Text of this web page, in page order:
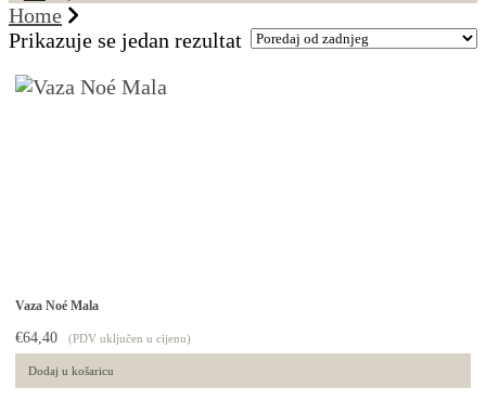
Home
Prikazuje se jedan rezultat
Vaza Noé Mala
€64,40 (PDV uključen u cijenu)
Dodaj u košaricu